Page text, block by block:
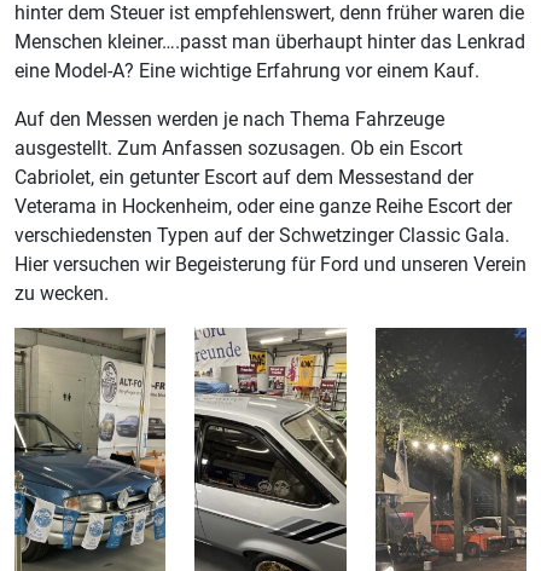
hinter dem Steuer ist empfehlenswert, denn früher waren die
Menschen kleiner….passt man überhaupt hinter das Lenkrad
eine Model-A? Eine wichtige Erfahrung vor einem Kauf.
Auf den Messen werden je nach Thema Fahrzeuge
ausgestellt. Zum Anfassen sozusagen. Ob ein Escort
Cabriolet, ein getunter Escort auf dem Messestand der
Veterama in Hockenheim, oder eine ganze Reihe Escort der
verschiedensten Typen auf der Schwetzinger Classic Gala.
Hier versuchen wir Begeisterung für Ford und unseren Verein
zu wecken.